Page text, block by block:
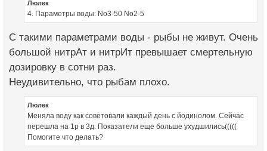
Люлек
4. Параметры воды: No3-50 No2-5
С такими параметрами воды - рыбы не живут. Очень
большой нитрАт и нитрИт превышает смертельную
дозировку в сотни раз.
Неудивительно, что рыбам плохо.
Люлек
Меняла воду как советовали каждый день с йодинолом. Сейчас
перешла на 1р в 3д. Показатели еще больше ухудшились(((((
Помогите что делать?